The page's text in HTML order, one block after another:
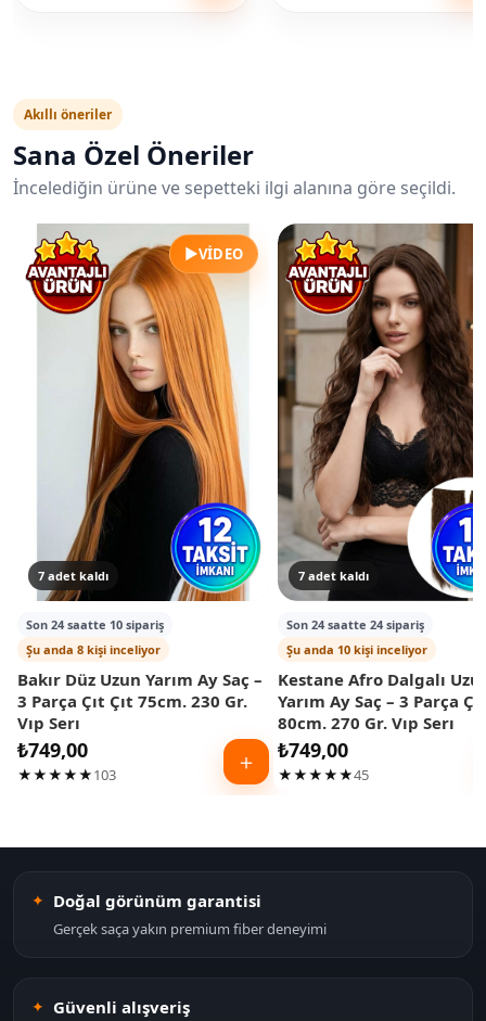
Akıllı öneriler
Sana Özel Öneriler
İncelediğin ürüne ve sepetteki ilgi alanına göre seçildi.
7 adet kaldı
▶VIDEO
Son 24 saatte 10 sipariş
Şu anda 8 kişi inceliyor
Bakır Düz Uzun Yarım Ay Saç –
3 Parça Çıt Çıt 75cm. 230 Gr.
Vıp Serı
₺749,00
★★★★★103 ＋
7 adet kaldı
Son 24 saatte 24 sipariş
Şu anda 10 kişi inceliyor
Kestane Afro Dalgalı
Yarım Ay Saç – 3 Parça
80cm. 270 Gr. Vıp Serı
₺749,00
★★★★★45
Doğal görünüm garantisi
Gerçek saça yakın premium fiber deneyimi
Güvenli alışveriş